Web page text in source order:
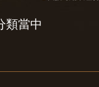
類當中